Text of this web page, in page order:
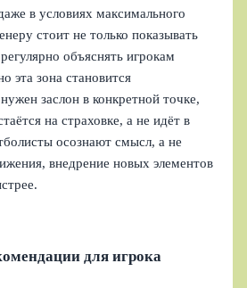
в условиях максимального
стоит не только показывать
объяснять игрокам
эта зона становится
заслон в конкретной точке,
на страховке, а не идёт в
осознают смысл, а не
внедрение новых элементов
для игрока